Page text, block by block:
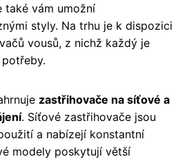
také vám umožní
styly. Na trhu je k dispozici
vousů, z nichž každý je
zastřihovače na síťové a
. Síťové zastřihovače jsou
a nabízejí konstantní
modely poskytují větší